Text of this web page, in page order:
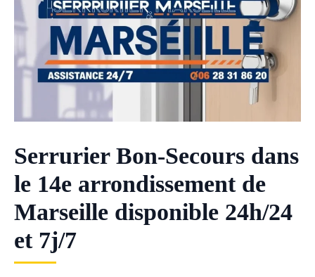
Serrurier Bon-Secours dans
le 14e arrondissement de
Marseille disponible 24h/24
et 7j/7